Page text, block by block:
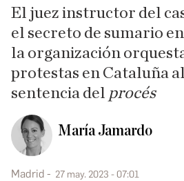
El juez instructor del
el secreto de sumario
la organización
protestas en Cataluña
sentencia del procés
María Jamardo
Madrid 27 may. 2023 - 07:01